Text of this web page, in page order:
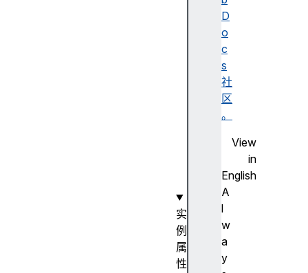
D
o
c
s
社
区
。
View
in
English
A
l
w
a
y
实
例
属
性